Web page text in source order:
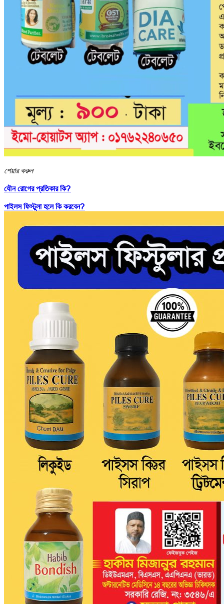
শেয়ার করুন
যৌন রোগের প্রতিকার কি?
পাইলস ফিস্টুলা হলে কি করবেন?